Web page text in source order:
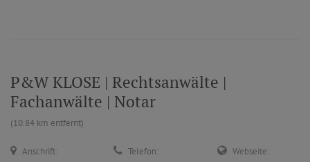
P&W KLOSE | Rechtsanwälte |
Fachanwälte | Notar
(10.84 km entfernt)
Anschrift: Telefon: Webseite: